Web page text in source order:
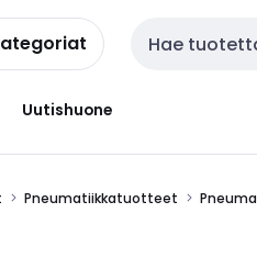
Haku
Uutishuone
Pneumatiikkatuotteet